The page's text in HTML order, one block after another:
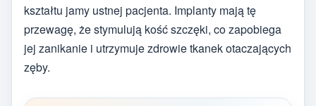
kształtu jamy ustnej pacjenta. Implanty mają tę
przewagę, że stymulują kość szczęki, co zapobiega
jej zanikanie i utrzymuje zdrowie tkanek otaczających
zęby.